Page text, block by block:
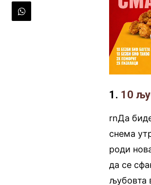
1. 10
rnДа
снема
роди
да се
љубовта